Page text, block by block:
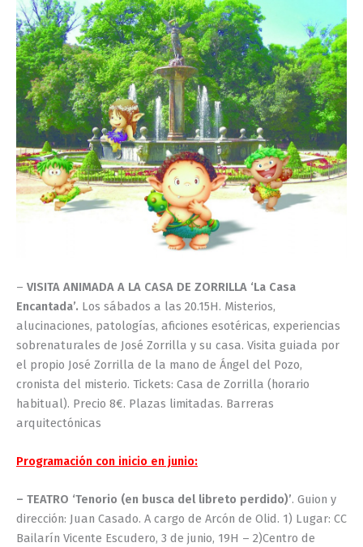
– VISITA ANIMADA A LA CASA DE ZORRILLA ‘La Casa
Encantada’. Los sábados a las 20.15H. Misterios,
alucinaciones, patologías, aficiones esotéricas, experiencias
sobrenaturales de José Zorrilla y su casa. Visita guiada por
el propio José Zorrilla de la mano de Ángel del Pozo,
cronista del misterio. Tickets: Casa de Zorrilla (horario
habitual). Precio 8€. Plazas limitadas. Barreras
arquitectónicas
Programación con inicio en junio:
– TEATRO ‘Tenorio (en busca del libreto perdido)’. Guion y
dirección: Juan Casado. A cargo de Arcón de Olid. 1) Lugar: CC
Bailarín Vicente Escudero, 3 de junio, 19H – 2)Centro de